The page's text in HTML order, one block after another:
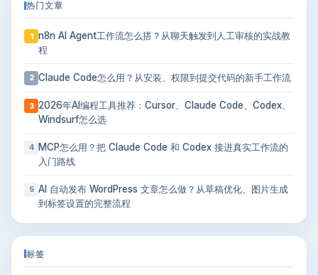
热门文章
1 n8n AI Agent工作流怎么搭？从聊天触发到人工审核的实战教
程
2 Claude Code怎么用？从安装、权限到提交代码的新手工作流
3 2026年AI编程工具推荐：Cursor、Claude Code、Codex、
Windsurf怎么选
4
MCP怎么用？把 Claude Code 和 Codex 接进真实工作流的
入门路线
5 AI 自动发布 WordPress 文章怎么做？从草稿优化、图片生成
到标签设置的完整流程
标签